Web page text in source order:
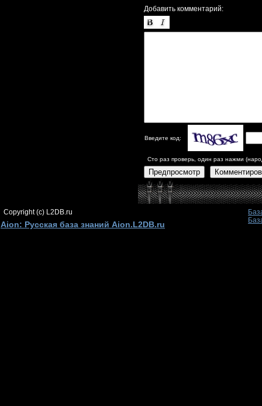
Добавить комментарий:
Введите код:
Сто раз проверь, один раз нажми
Предпросмотр
Copyright (c) L2DB.ru
Aion: Русская база знаний Aion.L2DB.ru